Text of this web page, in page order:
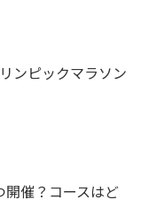
ンピックマラソン
開催？コースはど